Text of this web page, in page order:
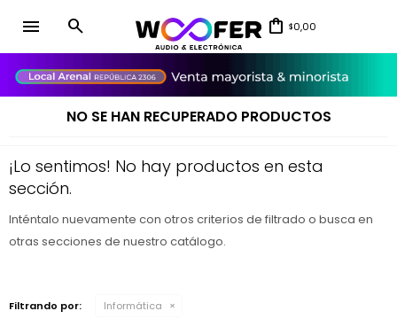
menu $0,00
NO SE HAN RECUPERADO PRODUCTOS
¡Lo sentimos! No hay productos en esta
sección.
Inténtalo nuevamente con otros criterios de filtrado o busca en
otras secciones de nuestro catálogo.
Filtrando por: Informática
close